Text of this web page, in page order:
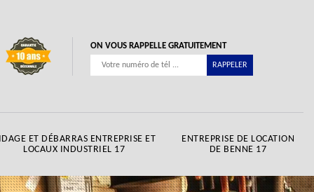
ON VOUS RAPPELLE GRATUITEMENT
ET DÉBARRAS ENTREPRISE ET
LOCAUX INDUSTRIEL 17
ENTREPRISE DE LOCATION
DE BENNE 17